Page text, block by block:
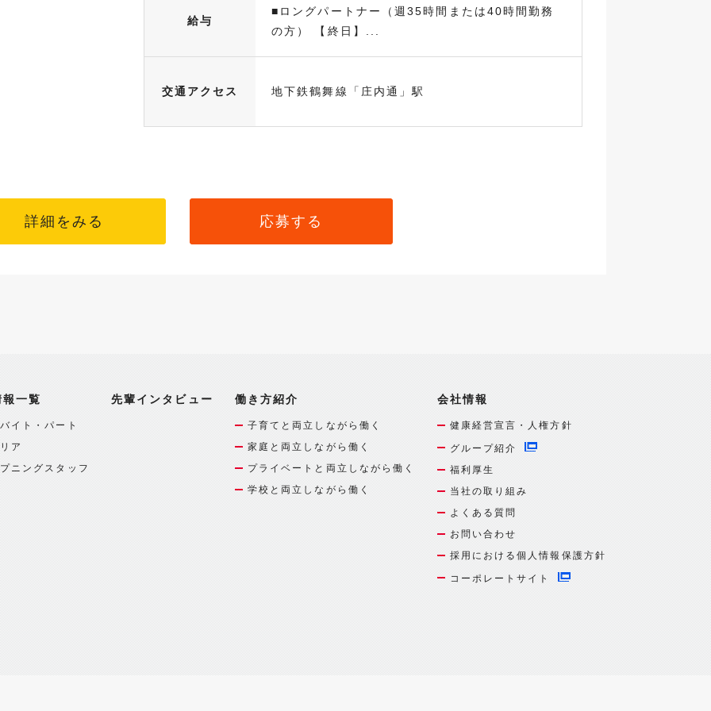
給与
■ロングパートナー（週35時間または40時間勤務
の方） 【終日】...
交通アクセス 地下鉄鶴舞線「庄内通」駅
詳細をみる 応募する
報一覧
イト・パート
ア
ニングスタッフ
先輩インタビュー 働き方紹介
子育てと両立しながら働く
家庭と両立しながら働く
プライベートと両立しながら働く
学校と両立しながら働く
会社情報
健康経営宣言・人権方針
グループ紹介
福利厚生
当社の取り組み
よくある質問
お問い合わせ
採用における個人情報保護方針
コーポレートサイト